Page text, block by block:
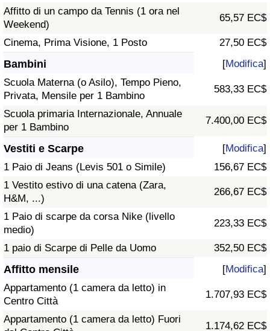
Affitto di un campo da Tennis (1 ora nel
Weekend)
65,57 EC$
Cinema, Prima Visione, 1 Posto 27,50 EC$
Bambini [Modifica]
Scuola Materna (o Asilo), Tempo Pieno,
Privata, Mensile per 1 Bambino
583,33 EC$
Scuola primaria Internazionale, Annuale
per 1 Bambino
7.400,00 EC$
Vestiti e Scarpe [Modifica]
1 Paio di Jeans (Levis 501 o Simile)
156,67 EC$
1 Vestito estivo di una catena (Zara,
H&M, ...)
266,67 EC$
1 Paio di scarpe da corsa Nike (livello
medio)
223,33 EC$
1 paio di Scarpe di Pelle da Uomo 352,50 EC$
Affitto mensile [Modifica]
Appartamento (1 camera da letto) in
Centro Città
1.707,93 EC$
Appartamento (1 camera da letto) Fuori
1.174,62 EC$